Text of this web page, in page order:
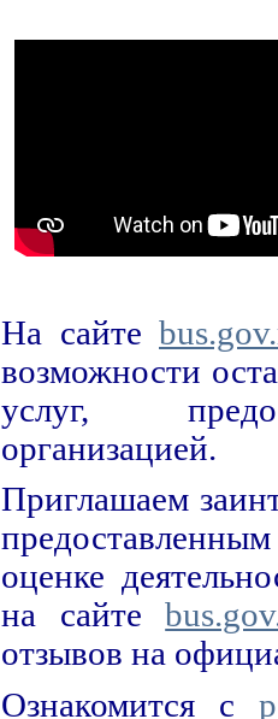
На сайте
возможности
услуг,
организацией.
Приглашаем
оценке
на сайте
отзывов на
Ознакомится с